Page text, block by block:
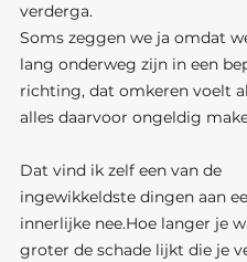
verderga.
Soms zeggen we ja omdat
lang onderweg zijn in een
richting, dat omkeren voelt
alles daarvoor ongeldig
Dat vind ik zelf een van de
ingewikkeldste dingen aan
innerlijke nee.Hoe langer je
groter de schade lijkt die je